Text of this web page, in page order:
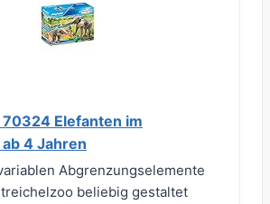
70324 Elefanten im
4 Jahren
Abgrenzungselemente
beliebig gestaltet